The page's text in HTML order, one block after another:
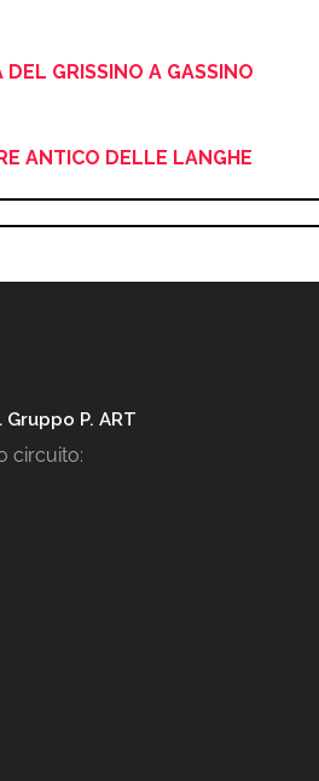
GRISSINO A GASSINO
ANTICO DELLE LANGHE
P. ART
circuito: